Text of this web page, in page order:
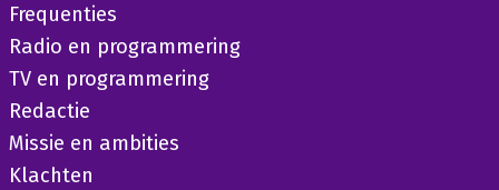
Frequenties
Radio en programmering
TV en programmering
Redactie
Missie en ambities
Klachten